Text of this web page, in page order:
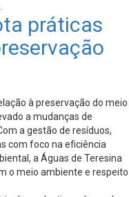
práticas
à preservação do meio
a mudanças de
a gestão de resíduos,
com foco na eficiência
a Águas de Teresina
o meio ambiente e respeito